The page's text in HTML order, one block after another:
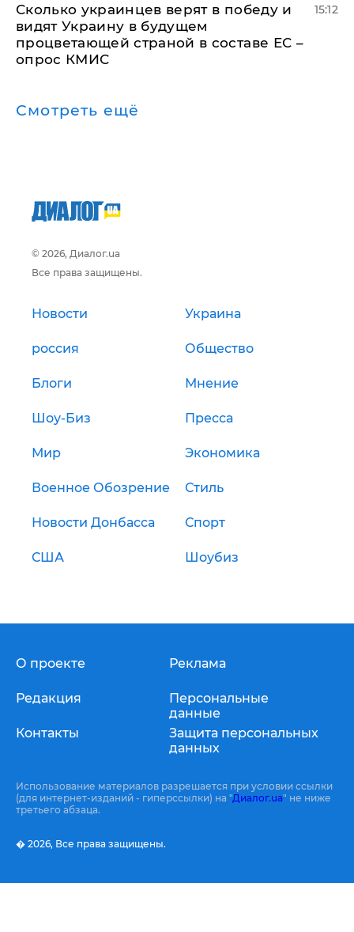
Сколько украинцев верят в победу и
видят Украину в будущем
процветающей страной в составе ЕС –
опрос КМИС
15:12
Смотреть ещё
© 2026, Диалог.ua
Все права защищены.
Новости Украина
россия Общество
Блоги Мнение
Шоу-Биз Пресса
Мир Экономика
Военное Обозрение Стиль
Новости Донбасса Спорт
США Шоубиз
О проекте
Редакция
Контакты
Реклама
Персональные
данные
Защита персональных
данных
Использование материалов разрешается при условии ссылки
(для интернет-изданий - гиперссылки) на "Диалог.ua" не ниже
третьего абзаца.
� 2026, Все права защищены.